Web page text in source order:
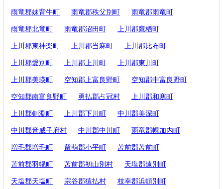
雨竜郡妹背牛町 雨竜郡秩父別町 雨竜郡雨竜町
雨竜郡北竜町 雨竜郡沼田町 上川郡鷹栖町
上川郡東神楽町 上川郡当麻町 上川郡比布町
上川郡愛別町 上川郡上川町 上川郡東川町
上川郡美瑛町 空知郡上富良野町 空知郡中富良野町
空知郡南富良野町 勇払郡占冠村 上川郡和寒町
上川郡剣淵町 上川郡下川町 中川郡美深町
中川郡音威子府村 中川郡中川町 雨竜郡幌加内町
増毛郡増毛町 留萌郡小平町 苫前郡苫前町
苫前郡羽幌町 苫前郡初山別村 天塩郡遠別町
天塩郡天塩町 宗谷郡猿払村 枝幸郡浜頓別町